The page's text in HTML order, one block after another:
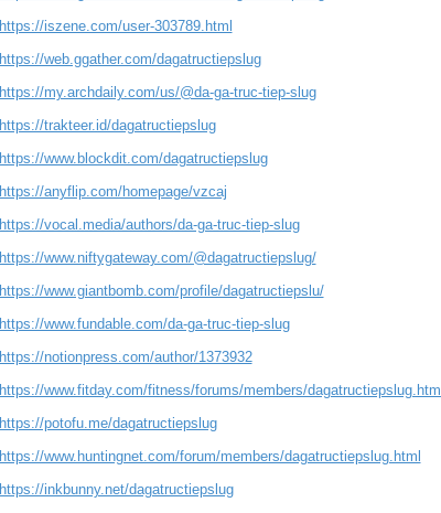
https://iszene.com/user-303789.html
https://web.ggather.com/dagatructiepslug
https://my.archdaily.com/us/@da-ga-truc-tiep-slug
https://trakteer.id/dagatructiepslug
https://www.blockdit.com/dagatructiepslug
https://anyflip.com/homepage/vzcaj
https://vocal.media/authors/da-ga-truc-tiep-slug
https://www.niftygateway.com/@dagatructiepslug/
https://www.giantbomb.com/profile/dagatructiepslu/
https://www.fundable.com/da-ga-truc-tiep-slug
https://notionpress.com/author/1373932
https://www.fitday.com/fitness/forums/members/dagatructiepslug.html
https://potofu.me/dagatructiepslug
https://www.huntingnet.com/forum/members/dagatructiepslug.html
https://inkbunny.net/dagatructiepslug